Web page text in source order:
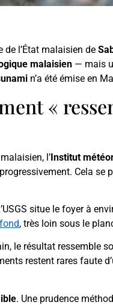
de l’État malaisien de
malaisien — mais
n’a été émise en
«
l’Institut
Cela se
situe le foyer à
, très loin sous le
le résultat ressemble
restent rares faute
. Une prudence